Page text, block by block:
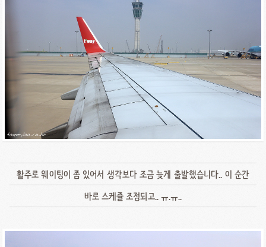
활주로 웨이팅이 좀 있어서 생각보다 조금 늦게 출발했습니다.. 이 순간
바로 스케쥴 조정되고.. ㅠ.ㅠ..